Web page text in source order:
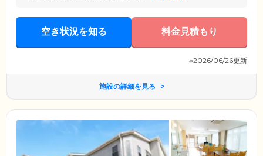
空き状況を知る 料金見積もり
※2026/06/26更新
施設の詳細を見る